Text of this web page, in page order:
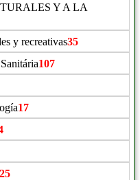
Y A LA
y recreativas35
107
17
25